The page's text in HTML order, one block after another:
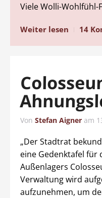
Viele Wolli-
Weiter lesen 14
Von Stefan Aigner am
„Der Stadtrat
eine Gedenktafel für
Außenlagers
Verwaltung wird
aufzunehmen, um